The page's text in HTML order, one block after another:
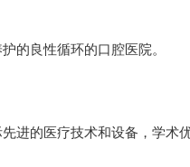
的良性循环的口腔医院。
进的医疗技术和设备，学术优